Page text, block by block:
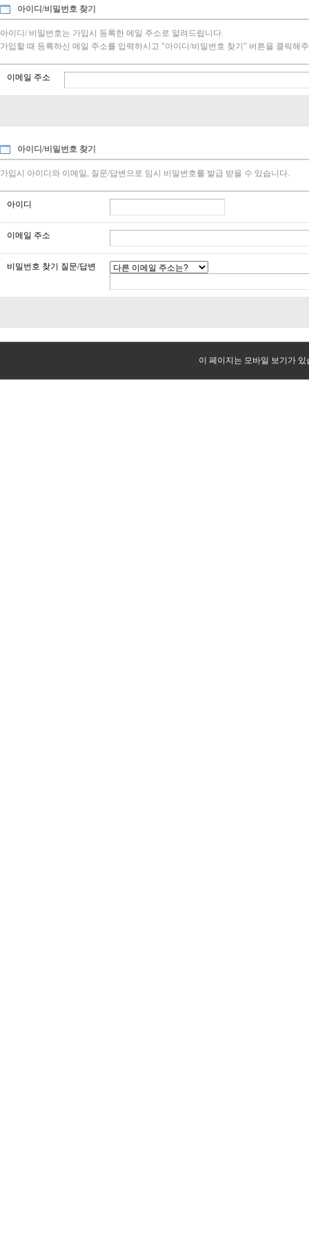
아이디/비밀번호 찾기
아이디/ 비밀번호는 가입시 등록한 메일 주소로 알려드립니다.
가입할 때 등록하신 메일 주소를 입력하시고 "아이디/비밀번호 찾기" 버튼을 클릭해
이메일 주소
아이디/비밀번호 찾기
가입시 아이디와 이메일, 질문/답변으로 임시 비밀번호를 발급 받을 수 있습니다.
아이디
이메일 주소
비밀번호 찾기 질문/답변
이 페이지는 모바일 보기가